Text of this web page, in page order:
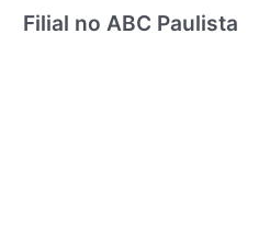
Filial no ABC Paulista